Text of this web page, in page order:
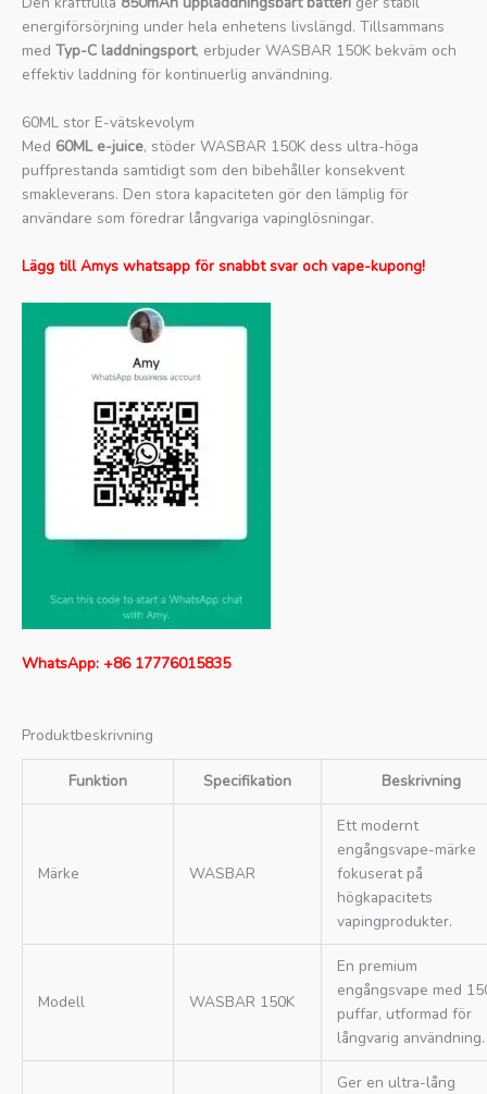
energiförsörjning under hela enhetens livslängd. Tillsammans
med Typ-C laddningsport, erbjuder WASBAR 150K bekväm och
effektiv laddning för kontinuerlig användning.
60ML stor E-vätskevolym
Med 60ML e-juice, stöder WASBAR 150K dess ultra-höga
puffprestanda samtidigt som den bibehåller konsekvent
smakleverans. Den stora kapaciteten gör den lämplig för
användare som föredrar långvariga vapinglösningar.
Lägg till Amys whatsapp för snabbt svar och vape-kupong!
WhatsApp: +86 17776015835
Produktbeskrivning
Funktion Specifikation Beskrivning
Märke WASBAR
Ett modernt
engångsvape-märke
fokuserat på
högkapacitets
vapingprodukter.
Modell WASBAR 150K
En premium
engångsvape med
puffar, utformad för
långvarig användning.
Ger en ultra-lång